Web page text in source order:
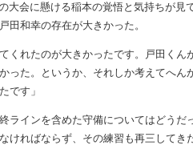
大会に懸ける稲本の覚悟と気持ちが見
田和幸の存在が大きかった。
くれたのが大きかったです。戸田くん
った。というか、それしか考えてへん
です」
インを含めた守備についてはどうだ
ればならず、その練習も再三してき